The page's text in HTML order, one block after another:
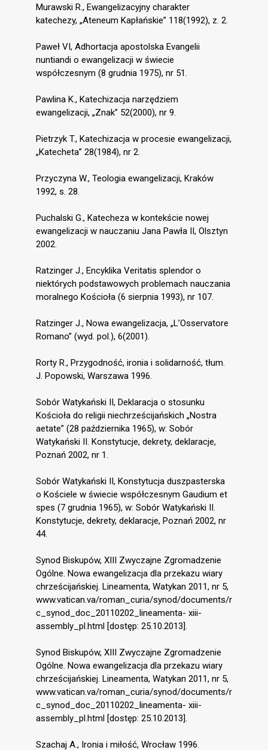
Murawski R., Ewangelizacyjny charakter
katechezy, „Ateneum Kapłańskie” 118(1992), z. 2.
Paweł VI, Adhortacja apostolska Evangelii
nuntiandi o ewangelizacji w świecie
współczesnym (8 grudnia 1975), nr 51.
Pawlina K., Katechizacja narzędziem
ewangelizacji, „Znak” 52(2000), nr 9.
Pietrzyk T., Katechizacja w procesie ewangelizacji,
„Katecheta” 28(1984), nr 2.
Przyczyna W., Teologia ewangelizacji, Kraków
1992, s. 28.
Puchalski G., Katecheza w kontekście nowej
ewangelizacji w nauczaniu Jana Pawła II, Olsztyn
2002.
Ratzinger J., Encyklika Veritatis splendor o
niektórych podstawowych problemach nauczania
moralnego Kościoła (6 sierpnia 1993), nr 107.
Ratzinger J., Nowa ewangelizacja, „L’Osservatore
Romano” (wyd. pol.), 6(2001).
Rorty R., Przygodność, ironia i solidarność, tłum.
J. Popowski, Warszawa 1996.
Sobór Watykański II, Deklaracja o stosunku
Kościoła do religii niechrześcijańskich „Nostra
aetate” (28 października 1965), w: Sobór
Watykański II. Konstytucje, dekrety, deklaracje,
Poznań 2002, nr 1.
Sobór Watykański II, Konstytucja duszpasterska
o Kościele w świecie współczesnym Gaudium et
spes (7 grudnia 1965), w: Sobór Watykański II.
Konstytucje, dekrety, deklaracje, Poznań 2002, nr
44.
Synod Biskupów, XIII Zwyczajne Zgromadzenie
Ogólne. Nowa ewangelizacja dla przekazu wiary
chrześcijańskiej. Lineamenta, Watykan 2011, nr 5,
www.vatican.va/roman_curia/synod/documents/r
c_synod_doc_20110202_lineamenta- xiii-
assembly_pl.html [dostęp: 25.10.2013].
Synod Biskupów, XIII Zwyczajne Zgromadzenie
Ogólne. Nowa ewangelizacja dla przekazu wiary
chrześcijańskiej. Lineamenta, Watykan 2011, nr 5,
www.vatican.va/roman_curia/synod/documents/r
c_synod_doc_20110202_lineamenta- xiii-
assembly_pl.html [dostęp: 25.10.2013].
Szachaj A., Ironia i miłość, Wrocław 1996.